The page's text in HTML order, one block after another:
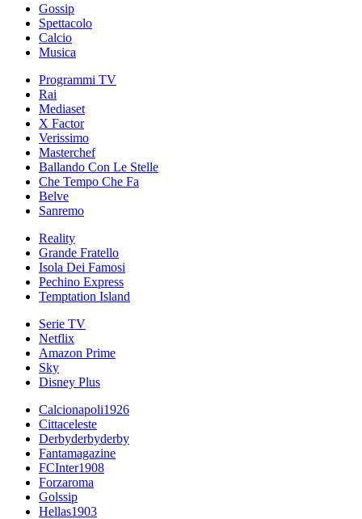
Gossip
Spettacolo
Calcio
Musica
Programmi TV
Rai
Mediaset
X Factor
Verissimo
Masterchef
Ballando Con Le Stelle
Che Tempo Che Fa
Belve
Sanremo
Reality
Grande Fratello
Isola Dei Famosi
Pechino Express
Temptation Island
Serie TV
Netflix
Amazon Prime
Sky
Disney Plus
Calcionapoli1926
Cittaceleste
Derbyderbyderby
Fantamagazine
FCInter1908
Forzaroma
Golssip
Hellas1903